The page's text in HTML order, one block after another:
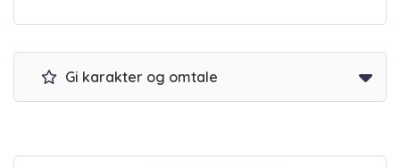
Gi karakter og omtale